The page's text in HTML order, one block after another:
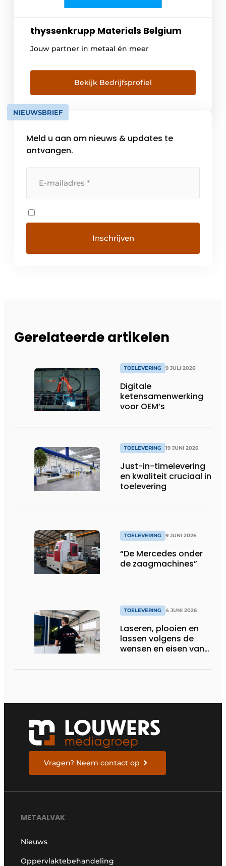
thyssenkrupp Materials Belgium
Jouw partner in metaal én meer
Bekijk Bedrijfsprofiel
NIEUWSBRIEF
Meld u aan om nieuws & updates te
ontvangen.
Gerelateerde artikelen
TOELEVERING 9 JULI 2026
Digitale
ketensamenwerking
voor OEM’s
TOELEVERING 19 JUNI 2026
Just-in-timelevering
en kwaliteit cruciaal in
toelevering
TOELEVERING 9 JUNI 2026
“De Mercedes onder
de zaagmachines”
TOELEVERING 4 JUNI 2026
Laseren, plooien en
lassen volgens de
wensen en eisen van
Vragen? Neem contact op
METAALVAK
Nieuws
Oppervlaktebehandeling